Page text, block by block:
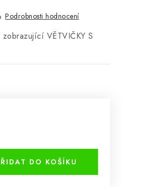
Podrobnosti hodnocení
VĚTVIČKY S
DO KOŠÍKU